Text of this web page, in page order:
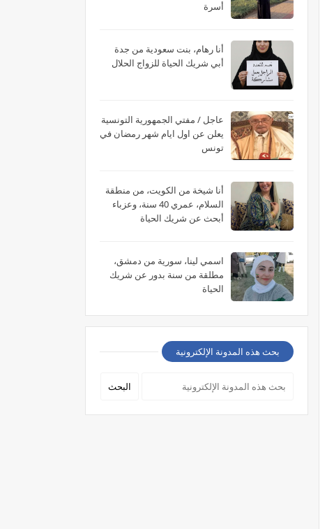
أسرة
أنا رهام، بنت سعودية من جدة
أبي شريك الحياة للزواج الحلال
عاجل / مفتي الجمهورية التونسية
يعلن عن اول ايام شهر رمضان في
تونس
أنا شيخة من الكويت، من منطقة
السلام، عمري 40 سنة، وعزباء
أبحث عن شريك الحياة
اسمي لينا، سورية من دمشق،
مطلقة من سنة بدور عن شريك
الحياة
بحث هذه المدونة الإلكترونية